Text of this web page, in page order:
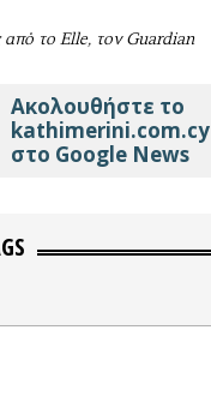
το Elle, τον Guardian
Ακολουθήστε το
kathimerini.com.cy
στο Google News